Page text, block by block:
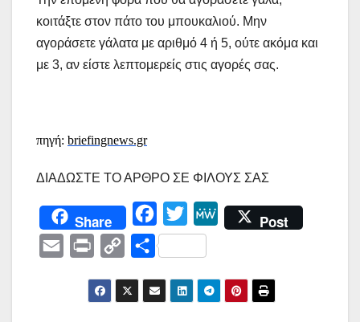
κοιτάξτε στον πάτο του μπουκαλιού. Μην
αγοράσετε γάλατα με αριθμό 4 ή 5, ούτε ακόμα και
με 3, αν είστε λεπτομερείς στις αγορές σας.
πηγή: briefingnews.gr
ΔΙΑΔΩΣΤΕ ΤΟ ΑΡΘΡΟ ΣΕ ΦΙΛΟΥΣ ΣΑΣ
Share
a
c
e
w
i
M
e
Post
i
p
Μ
ι